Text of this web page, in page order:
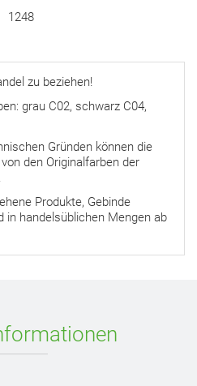
1248
zu beziehen!
grau C02, schwarz C04,
Gründen können die
den Originalfarben der
Produkte, Gebinde
in handelsüblichen Mengen ab